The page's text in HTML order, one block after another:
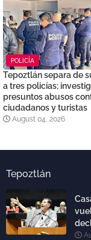
POLICÍA
Tepoztlán separa de
a tres policías;
presuntos abusos
ciudadanos y turistas
August 04, 2026
Tepoztlán